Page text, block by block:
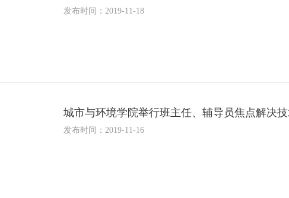
发布时间：2019-11-18
城市与环境学院举行班主任、辅导员焦点解决
发布时间：2019-11-16